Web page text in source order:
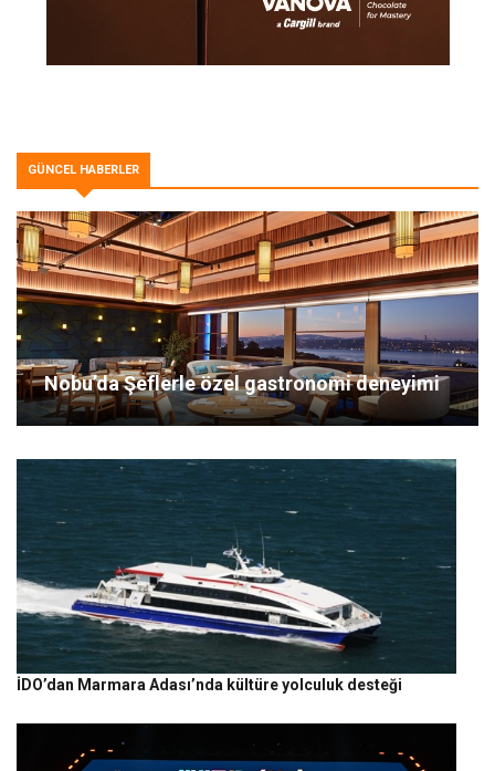
GÜNCEL HABERLER
Nobu’da Şeflerle özel gastronomi deneyimi
İDO’dan Marmara Adası’nda kültüre yolculuk desteği